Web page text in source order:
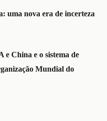
uma nova era de incerteza
China e o sistema de
Mundial do